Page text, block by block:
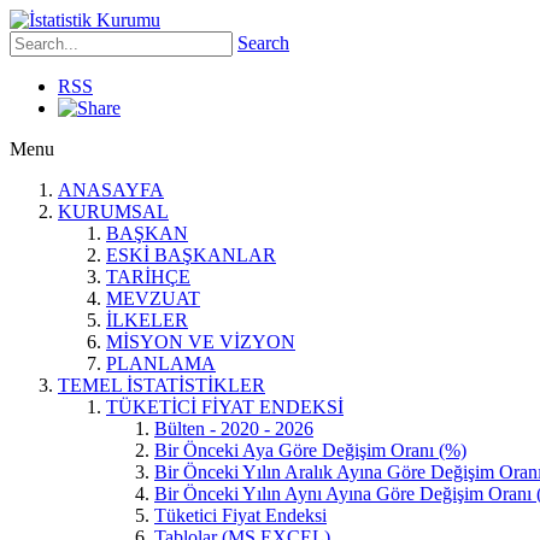
Search
RSS
Menu
ANASAYFA
KURUMSAL
BAŞKAN
ESKİ BAŞKANLAR
TARİHÇE
MEVZUAT
İLKELER
MİSYON VE VİZYON
PLANLAMA
TEMEL İSTATİSTİKLER
TÜKETİCİ FİYAT ENDEKSİ
Bülten - 2020 - 2026
Bir Önceki Aya Göre Değişim Oranı (%)
Bir Önceki Yılın Aralık Ayına Göre Değişim
Bir Önceki Yılın Aynı Ayına Göre Değişim Oranı
Tüketici Fiyat Endeksi